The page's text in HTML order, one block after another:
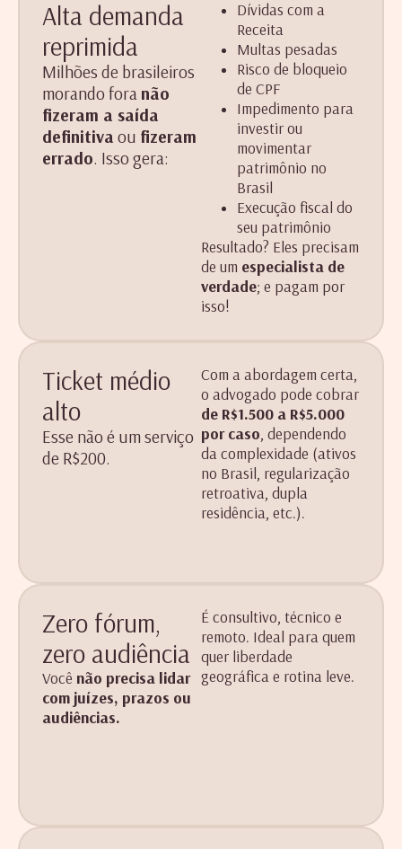
Alta demanda
reprimida
Milhões de brasileiros
morando fora não
fizeram a saída
definitiva ou fizeram
errado. Isso gera:
Dívidas com a
Receita
Multas pesadas
Risco de bloqueio
de CPF
Impedimento para
investir ou
movimentar
patrimônio no
Brasil
Execução fiscal do
seu patrimônio
Resultado? Eles precisam
de um especialista de
verdade; e pagam por
isso!
Ticket médio
alto
Esse não é um serviço
de R$200.
Com a abordagem certa,
o advogado pode cobrar
de R$1.500 a R$5.000
por caso, dependendo
da complexidade (ativos
no Brasil, regularização
retroativa, dupla
residência, etc.).
Zero fórum,
zero audiência
Você não precisa lidar
com juízes, prazos ou
audiências.
É consultivo, técnico e
remoto. Ideal para quem
quer liberdade
geográfica e rotina leve.